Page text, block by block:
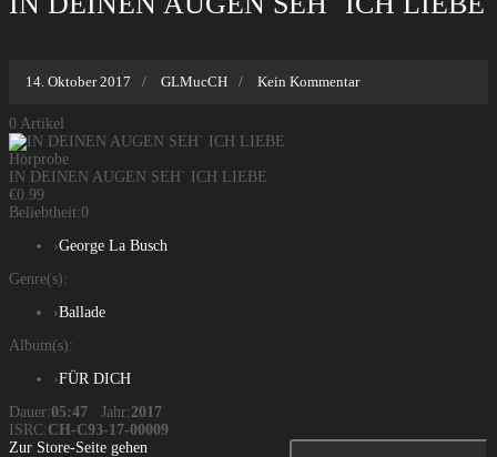
14. Oktober 2017 GLMucCH Kein Kommentar
0 Artikel
Hörprobe
IN DEINEN AUGEN SEH` ICH LIEBE
€0.99
Beliebtheit:0
›George La Busch
Genre(s):
›Ballade
Album(s):
›FÜR DICH
Dauer:05:47 Jahr:2017
ISRC:CH-C93-17-00009
Zur Store-Seite gehen